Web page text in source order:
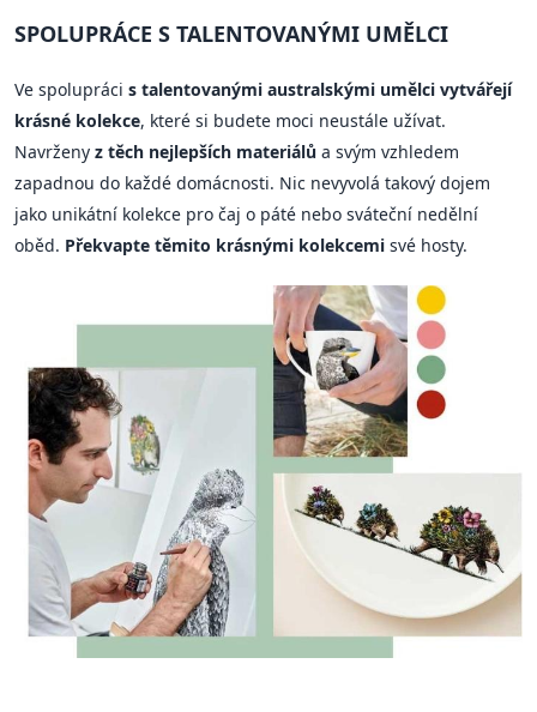
SPOLUPRÁCE S TALENTOVANÝMI UMĚLCI
Ve spolupráci s talentovanými australskými umělci vytvářejí
krásné kolekce, které si budete moci neustále užívat.
Navrženy z těch nejlepších materiálů a svým vzhledem
zapadnou do každé domácnosti. Nic nevyvolá takový dojem
jako unikátní kolekce pro čaj o páté nebo sváteční nedělní
oběd. Překvapte těmito krásnými kolekcemi své hosty.